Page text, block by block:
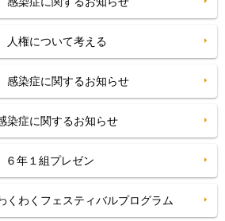
権について考える
染症に関するお知らせ
症に関するお知らせ
年１組プレゼン
わくフェスティバルプログラム